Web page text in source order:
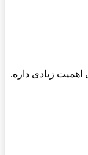
زیادی داره.